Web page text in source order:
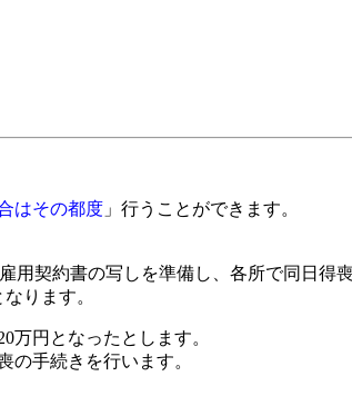
はその都度 」行うことができます。
契約書の写しを準備し、各所で同日得
ります。
万円となったとします。
の手続きを行います。